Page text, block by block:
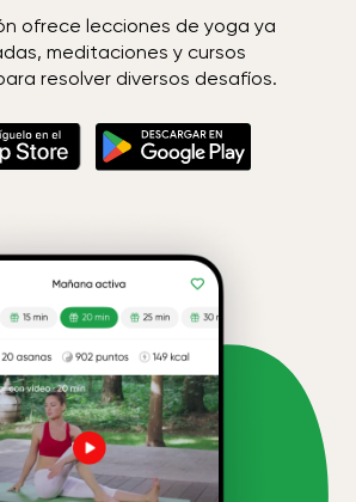
ofrece lecciones de yoga ya
meditaciones y cursos
resolver diversos desafíos.